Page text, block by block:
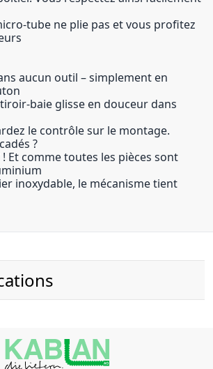
tube ne plie pas et vous profitez
aucun outil – simplement en
baie glisse en douceur dans
le contrôle sur le montage.
?
! Et comme toutes les pièces sont
inoxydable, le mécanisme tient